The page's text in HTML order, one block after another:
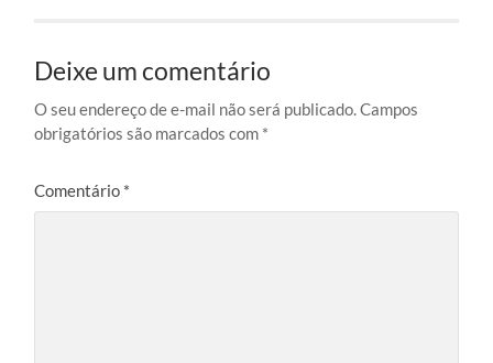
Deixe um comentário
O seu endereço de e-mail não será publicado.Campos
obrigatórios são marcados com *
Comentário *